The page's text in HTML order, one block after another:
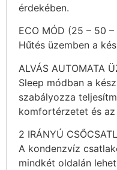
érdekében.
ECO MÓD (25 – 50
Hűtés üzemben a
ALVÁS AUTOMATA
Sleep módban a
szabályozza
komfortérzetet és
2 IRÁNYÚ
A kondenzvíz
mindkét oldalán